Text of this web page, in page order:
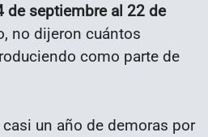
de septiembre al 22 de
no dijeron cuántos
como parte de
un año de demoras por